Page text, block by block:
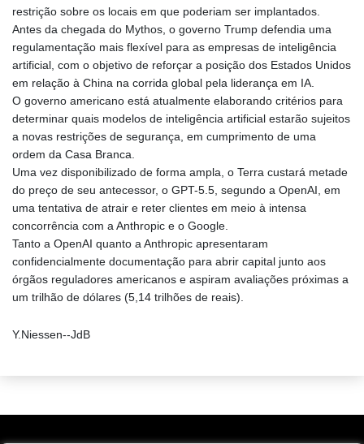
restrição sobre os locais em que poderiam ser implantados.
Antes da chegada do Mythos, o governo Trump defendia uma
regulamentação mais flexível para as empresas de inteligência
artificial, com o objetivo de reforçar a posição dos Estados Unidos
em relação à China na corrida global pela liderança em IA.
O governo americano está atualmente elaborando critérios para
determinar quais modelos de inteligência artificial estarão sujeitos
a novas restrições de segurança, em cumprimento de uma
ordem da Casa Branca.
Uma vez disponibilizado de forma ampla, o Terra custará metade
do preço de seu antecessor, o GPT-5.5, segundo a OpenAI, em
uma tentativa de atrair e reter clientes em meio à intensa
concorrência com a Anthropic e o Google.
Tanto a OpenAI quanto a Anthropic apresentaram
confidencialmente documentação para abrir capital junto aos
órgãos reguladores americanos e aspiram avaliações próximas a
um trilhão de dólares (5,14 trilhões de reais).
Y.Niessen--JdB